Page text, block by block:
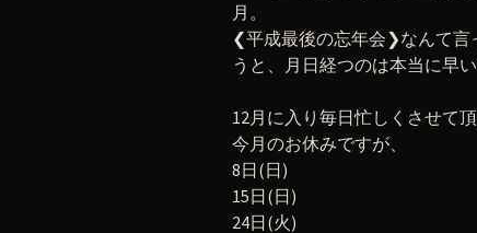
月。
❮平成最後の忘年会❯なんて言
うと、月日経つのは本当に早い
12月に入り毎日忙しくさせて
今月のお休みですが、
8日(日)
15日(日)
24日(火)